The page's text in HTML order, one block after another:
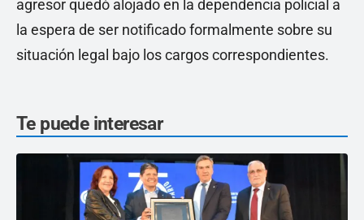
agresor quedó alojado en la dependencia policial a
la espera de ser notificado formalmente sobre su
situación legal bajo los cargos correspondientes.
Te puede interesar